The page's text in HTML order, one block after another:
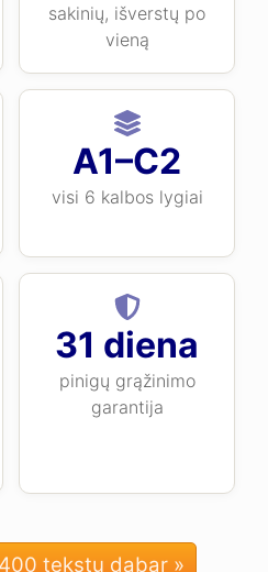
sakinių, išverstų po
vieną
A1–C2
visi 6 kalbos lygiai
31 diena
pinigų grąžinimo
garantija
tekstų dabar »